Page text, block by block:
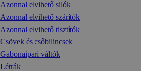
Azonnal elvihető silók
Azonnal elvihető szárítók
Azonnal elvihető tisztítók
Csövek és csőbilincsek
Gabonaipari váltók
Létrák